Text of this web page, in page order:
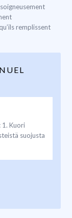
remplissent
Kuori
suojusta